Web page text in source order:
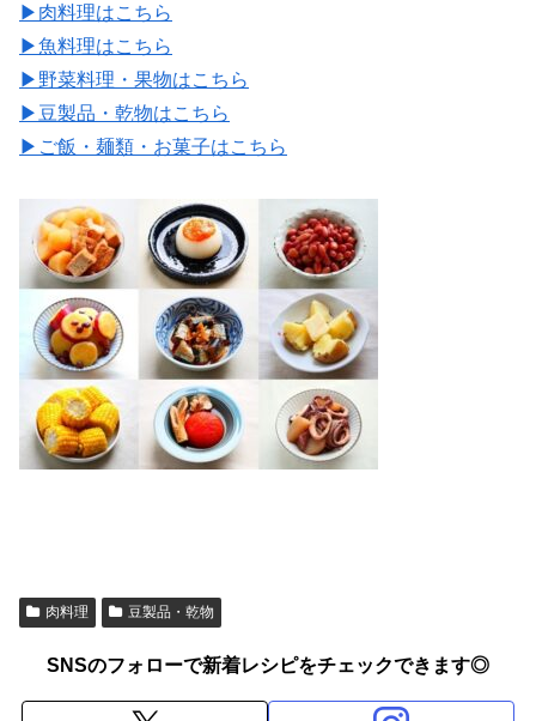
▶肉料理はこちら
▶魚料理はこちら
▶野菜料理・果物はこちら
▶豆製品・乾物はこちら
▶ご飯・麺類・お菓子はこちら
肉料理 豆製品・乾物
SNSのフォローで新着レシピをチェックできます◎